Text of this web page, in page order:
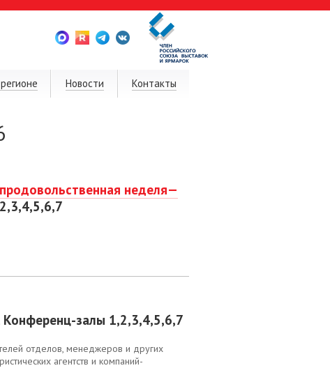
Новости Контакты
неделя—
Конференц-залы 1,2,3,4,5,6,7
отделов, менеджеров и других
агентств и компаний-